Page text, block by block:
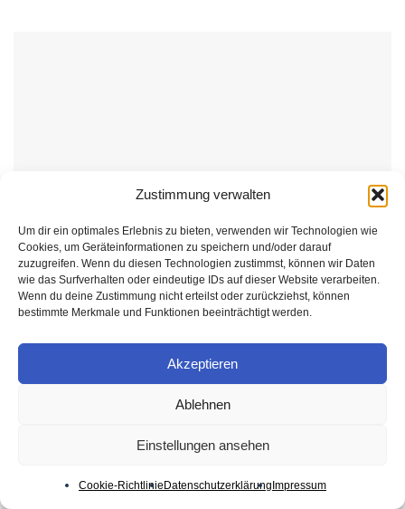
Zustimmung verwalten
Um dir ein optimales Erlebnis zu bieten, verwenden wir Technologien wie
Cookies, um Geräteinformationen zu speichern und/oder darauf
zuzugreifen. Wenn du diesen Technologien zustimmst, können wir Daten
wie das Surfverhalten oder eindeutige IDs auf dieser Website verarbeiten.
Wenn du deine Zustimmung nicht erteilst oder zurückziehst, können
bestimmte Merkmale und Funktionen beeinträchtigt werden.
Akzeptieren
Ablehnen
Einstellungen ansehen
Cookie-Richtlinie Datenschutzerklärung Impressum
KAUFRATGEBER
Nahrungsergänzungsmittel online kaufen 2026